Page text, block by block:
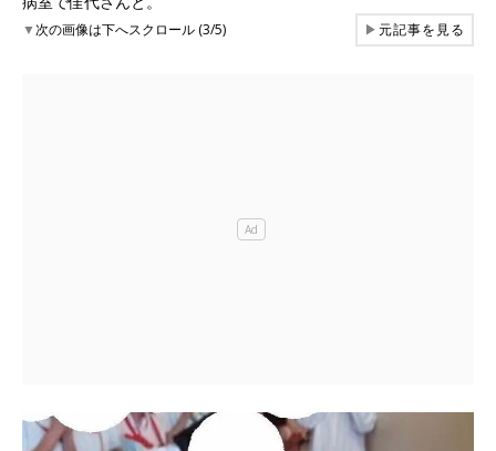
▼次の画像は下へスクロール (3/5) ▶元記事を見る